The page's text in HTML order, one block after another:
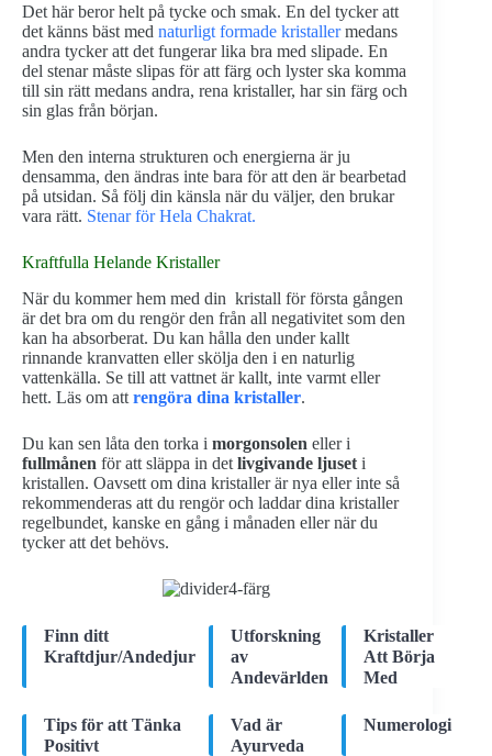
Det här beror helt på tycke och smak. En del tycker att
det känns bäst med naturligt formade kristallermedans
andra tycker att det fungerar lika bra med slipade. En
del stenar måste slipas för att färg och lyster ska komma
till sin rätt medans andra, rena kristaller, har sin färg och
sin glas från början.
Men den interna strukturen och energierna är ju
densamma, den ändras inte bara för att den är bearbetad
på utsidan. Så följ din känsla när du väljer, den brukar
vara rätt. Stenar för Hela Chakrat.
Kraftfulla Helande Kristaller
När du kommer hem med din kristall för första gången
är det bra om du rengör den från all negativitet som den
kan ha absorberat. Du kan hålla den under kallt
rinnande kranvatten eller skölja den i en naturlig
vattenkälla. Se till att vattnet är kallt, inte varmt eller
hett. Läs om att rengöra dina kristaller.
Du kan sen låta den torka i morgonsolen eller i
fullmånen för att släppa in det livgivande ljuset i
kristallen. Oavsett om dina kristaller är nya eller inte så
rekommenderas att du rengör och laddar dina kristaller
regelbundet, kanske en gång i månaden eller när du
tycker att det behövs.
Finn ditt
Kraftdjur/Andedjur
Utforskning
av
Andevärlden
Kristaller
Att Börja
Med
Tips för att Tänka
Positivt
Vad är
Ayurveda
Numerologi